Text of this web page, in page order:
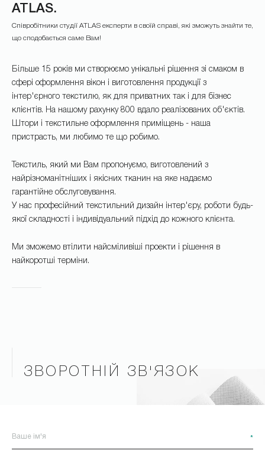
ATLAS.
Співробітники студії ATLAS експерти в своїй справі, які зможуть знайти те,
що сподобається саме Вам!
Більше 15 років ми створюємо унікальні рішення зі смаком в
сфері оформлення вікон і виготовлення продукції з
інтер'єрного текстилю, як для приватних так і для бізнес
клієнтів. На нашому рахунку 800 вдало реалізованих об'єктів.
Штори і текстильне оформлення приміщень - наша
пристрасть, ми любимо те що робимо.
Текстиль, який ми Вам пропонуємо, виготовлений з
найрізноманітніших і якісних тканин на яке надаємо
гарантійне обслуговування.
У нас професійний текстильний дизайн інтер'єру, роботи будь-
якої складності і індивідуальний підхід до кожного клієнта.
Ми зможемо втілити найсміливіші проекти і рішення в
найкоротші терміни.
ЗВОРОТНІЙ ЗВ'ЯЗОК
*
НАДІСЛАТИ